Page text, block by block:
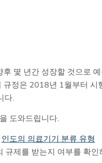
몇 년간 성장할 것으로
규정은 2018년 1월부터 시
다.
도와드립니다.
인도의 의료기기 분류 유형
규제를 받는지 여부를 확인